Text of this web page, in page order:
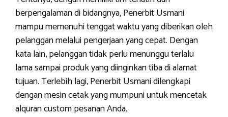
berpengalaman di bidangnya, Penerbit Usmani
mampu memenuhi tenggat waktu yang diberikan oleh
pelanggan melalui pengerjaan yang cepat. Dengan
kata lain, pelanggan tidak perlu menunggu terlalu
lama sampai produk yang diinginkan tiba di alamat
tujuan. Terlebih lagi, Penerbit Usmani dilengkapi
dengan mesin cetak yang mumpuni untuk mencetak
alquran custom pesanan Anda.